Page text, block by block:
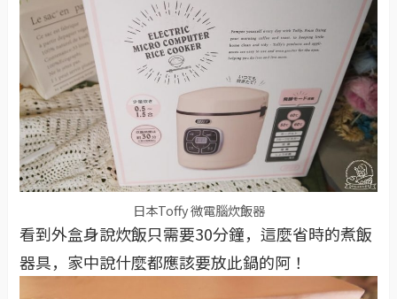
日本Toffy 微電腦炊飯器
看到外盒身說炊飯只需要30分鐘，這麼省時的煮飯
器具，家中說什麼都應該要放此鍋的阿！